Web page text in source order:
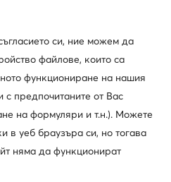
си, ние можем да
файлове, които са
функциониране на нашия
с предпочитаните от Вас
на формуляри и т.н.). Можете
в уеб браузъра си, но тогава
няма да функционират